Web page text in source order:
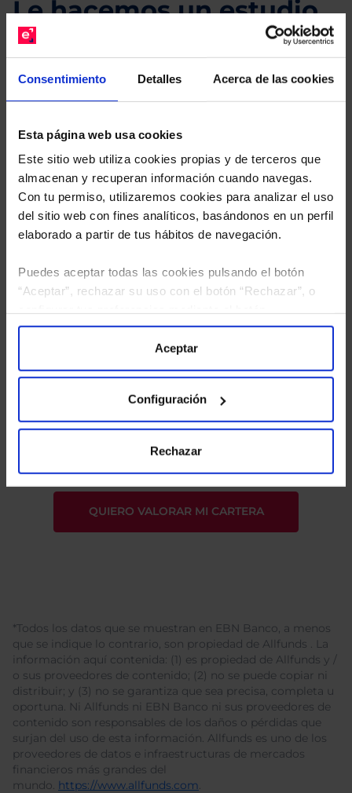
Consentimiento Detalles Acerca de las cookies
Esta página web usa cookies
Este sitio web utiliza cookies propias y de terceros que
almacenan y recuperan información cuando navegas.
Con tu permiso, utilizaremos cookies para analizar el uso
del sitio web con fines analíticos, basándonos en un perfil
elaborado a partir de tus hábitos de navegación.
Puedes aceptar todas las cookies pulsando el botón
“Aceptar”, rechazar su uso con el botón “Rechazar”, o
“Configuración”. Consulta nuestraPolítica
para más información.
Aceptar
Configuración
Rechazar
Le hacemos un estudio
gratuito de su cartera.
Descárguese el archivoe indíquenos los ISINs de
Limpias con las que podrá ahorrar en sus costes.
la política de privacidad
y consiento el
tratamiento de mis datos personales.
*Todos los datos que se muestran en EBN Banco, a menos
que se indique lo contrario, son propiedad de Allfunds . La
información aquí contenida: (1) es propiedad de Allfunds y /
o sus proveedores de contenido; (2) no se puede copiar ni
distribuir; y (3) no se garantiza que sea precisa, completa u
oportuna. Ni Allfunds ni EBN Banco ni sus proveedores de
contenido son responsables de los daños o pérdidas que
surjan del uso de esta información. Allfunds es uno de los
proveedores de datos e infraestructuras de mercados
financieros más grandes del
mundo. https://www.allfunds.com.